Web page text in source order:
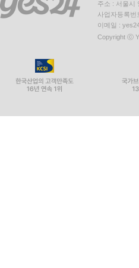
주소 : 서울시
사업자등록
이메일 :
Copyright ⓒ